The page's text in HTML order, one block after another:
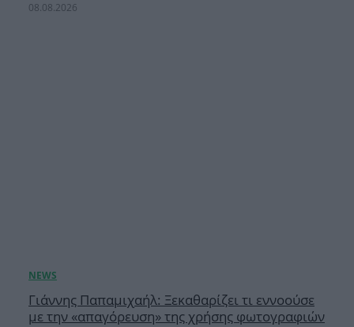
08.08.2026
Γιάννης Παπαμιχαήλ: Ξεκαθαρίζει τι εννοούσε
με την «απαγόρευση» της χρήσης φωτογραφιών